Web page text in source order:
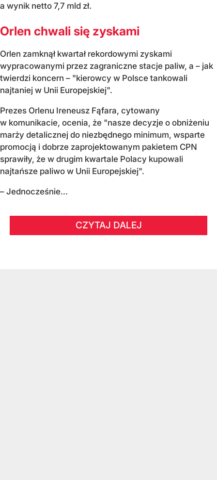
a wynik netto 7,7 mld zł.
Orlen chwali się zyskami
Orlen zamknął kwartał rekordowymi zyskami
wypracowanymi przez zagraniczne stacje paliw, a – jak
twierdzi koncern – "kierowcy w Polsce tankowali
najtaniej w Unii Europejskiej".
Prezes Orlenu Ireneusz Fąfara, cytowany
w komunikacie, ocenia, że "nasze decyzje o obniżeniu
marży detalicznej do niezbędnego minimum, wsparte
promocją i dobrze zaprojektowanym pakietem CPN
sprawiły, że w drugim kwartale Polacy kupowali
najtańsze paliwo w Unii Europejskiej".
– Jednocześnie...
CZYTAJ DALEJ